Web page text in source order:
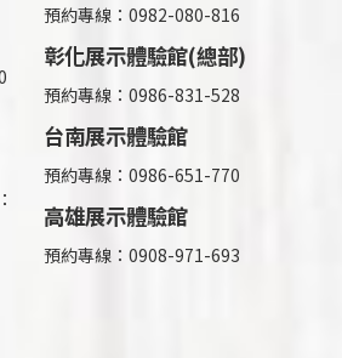
預約專線：0982-080-816
彰化展示體驗館(總部)
預約專線： 0986-831-528
台南展示體驗館
預約專線：0986-651-770
高雄展示體驗館
預約專線： 0908-971-693